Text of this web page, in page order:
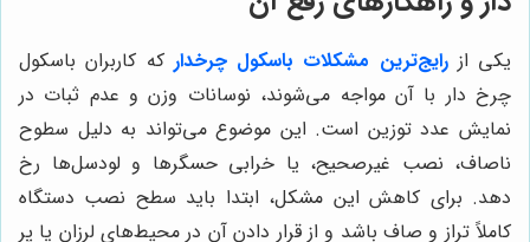
یکی ازرایج‌ترین مشکلات باسکول چرخدار که کاربران باسکول
چرخ دار با آن مواجه می‌شوند، نوسانات وزن و عدم ثبات در
نمایش عدد توزین است. این موضوع می‌تواند به دلیل سطوح
ناصاف، نصب غیرصحیح، یا خرابی حسگرها و لودسل‌ها رخ
دهد. برای کاهش این مشکل، ابتدا باید سطح نصب دستگاه
کاملاً تراز و صاف باشد و از قرار دادن آن در محیط‌های لرزان یا پر